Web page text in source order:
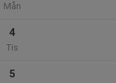
Mån
4
Tis
5